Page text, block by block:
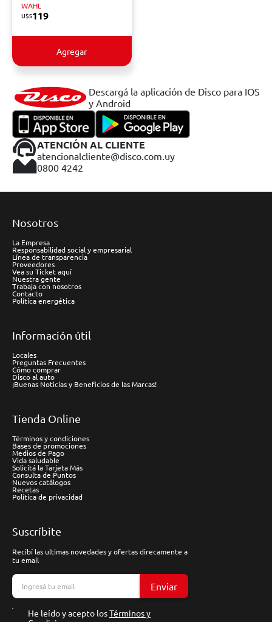
WAHL
U$S119
Agregar
Descargá la aplicación de Disco para IOS
y Android
ATENCIÓN AL CLIENTE
atencionalcliente@disco.com.uy
0800 4242
Nosotros
La Empresa
Responsabilidad social y empresarial
Línea de transparencia
Proveedores
Vea su Ticket aquí
Nuestra gente
Trabaja con nosotros
Contacto
Política energética
Información útil
Locales
Preguntas Frecuentes
Cómo comprar
Disco al auto
¡Buenas Noticias y Beneficios de las Marcas!
Tienda Online
Términos y condiciones
Bases de promociones
Medios de Pago
Vida saludable
Solicitá la Tarjeta Más
Consulta de Puntos
Nuevos catálogos
Recetas
Política de privacidad
Suscríbite
Recibí las ultimas novedades y ofertas direcamente a
tu email
Enviar
He leído y acepto losTérminos y